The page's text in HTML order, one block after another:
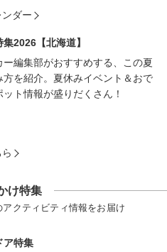
ダー
2026【北海道】
ー編集部がおすすめする、この夏
方を紹介。夏休みイベント＆おで
ト情報が盛りだくさん！
け特集
クティビティ情報をお届け
ア特集